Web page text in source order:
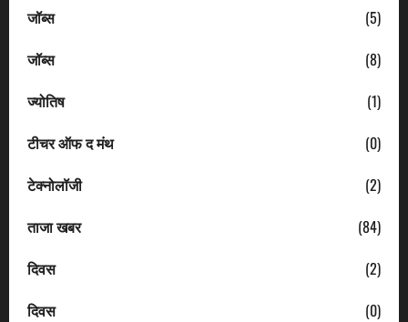
जॉब्स
(5)
जॉब्स
(8)
ज्योतिष
(1)
टीचर ऑफ द मंथ
(0)
टेक्नोलॉजी
(2)
ताजा खबर
(84)
दिवस
(2)
दिवस
(0)